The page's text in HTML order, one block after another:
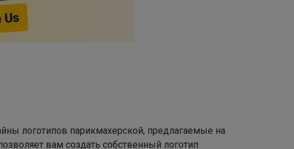
Us
логотипов парикмахерской, предлагаемые на
вам создать собственный логотип